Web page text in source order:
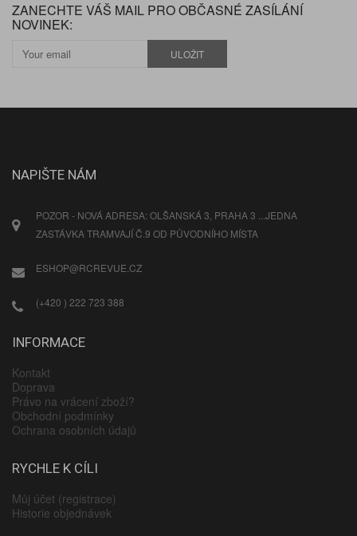
ZANECHTE VÁŠ MAIL PRO OBČASNÉ ZASÍLÁNÍ
NOVINEK:
ULOŽIT
NAPIŠTE NÁM
POZOR - NOVÁ ADRESA: OLŠANSKÁ 3, PRAHA 3 ...JEDNA
ZASTÁVKA TRAMVAJÍ Č.9 OD PŮVODNÍHO MÍSTA
ESHOP@RCREVUE.CZ
(+420 ) 222 723 388
INFORMACE
Kontakt
Doprava
Právo na vrácení zboží?
Obchodní podmínky
Ochrana osobních údajů
RYCHLE K CÍLI
Můj účet (registrace)
Historie objednávek